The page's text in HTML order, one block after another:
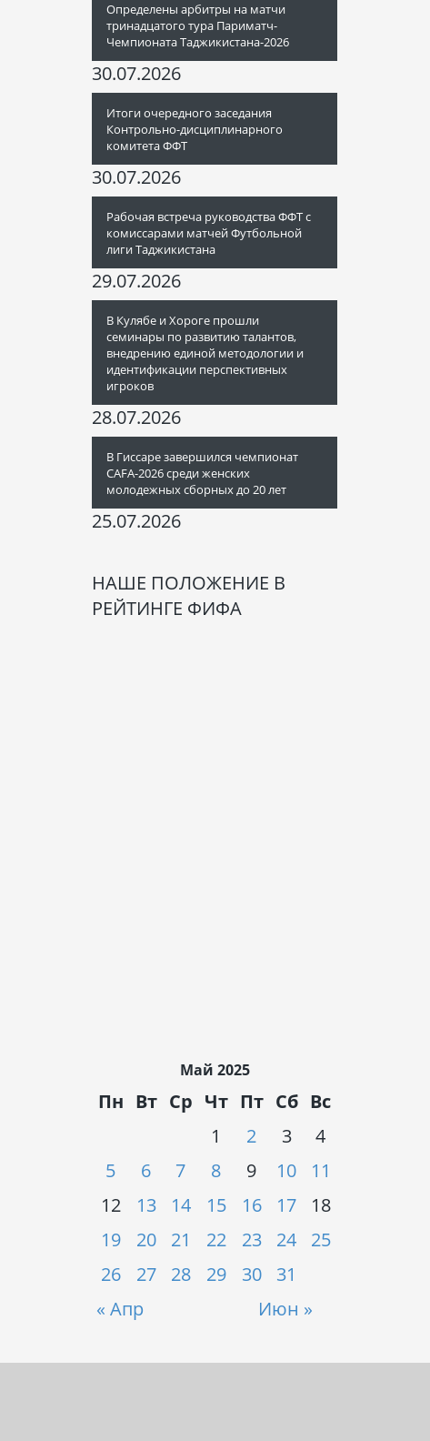
Определены арбитры на матчи
тринадцатого тура Париматч-
Чемпионата Таджикистана-2026
30.07.2026
Итоги очередного заседания
Контрольно-дисциплинарного
комитета ФФТ
30.07.2026
Рабочая встреча руководства ФФТ с
комиссарами матчей Футбольной
лиги Таджикистана
29.07.2026
В Кулябе и Хороге прошли
семинары по развитию талантов,
внедрению единой методологии и
идентификации перспективных
игроков
28.07.2026
В Гиссаре завершился чемпионат
CAFA-2026 среди женских
молодежных сборных до 20 лет
25.07.2026
НАШЕ ПОЛОЖЕНИЕ В
РЕЙТИНГЕ ФИФА
Май 2025
Пн Вт Ср Чт Пт Сб Вс
« Апр Июн »
1 2 3
4
5
6 7 8 9 10
11
12
13 14 15 16 17
18
19
20 21 22 23 24
25
26
27 28 29 30 31